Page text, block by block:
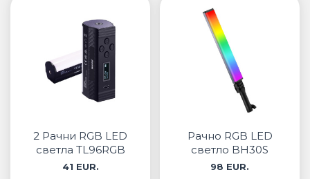
2 Рачни RGB LED
светла TL96RGB
41 EUR.
Рачно RGB LED
светло BH30S
98 EUR.